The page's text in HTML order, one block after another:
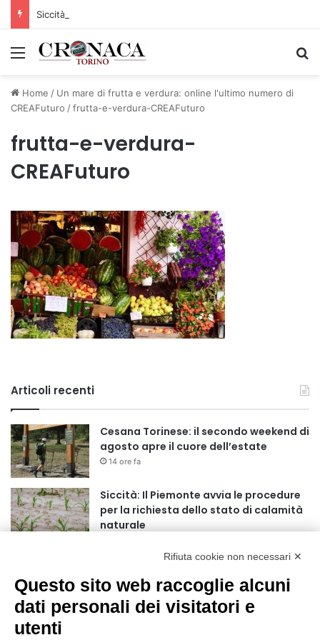
Menu
Home / Un mare di frutta e verdura: online l'ultimo numero di
CREAFuturo /frutta-e-verdura-CREAFuturo
frutta-e-verdura-
CREAFuturo
Articoli recenti
Cesana Torinese: il secondo weekend di
agosto apre il cuore dell’estate
14 ore fa
Siccità: Il Piemonte avvia le procedure
per la richiesta dello stato di calamità
naturale
Reale Mutua, ecco il programma del
precampionato
18 ore fa
Rifiuta cookie non necessari ✕
Questo sito web raccoglie alcuni
dati personali dei visitatori e
utenti